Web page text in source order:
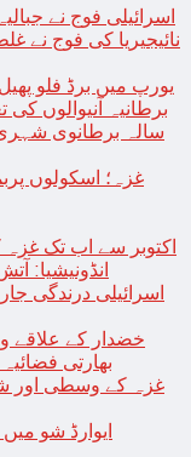
اسرائیلی فوج نے
نائیجیریا کی فوج نے
یورپ میں برڈ فلو
برطانیہ آنیوالوں
7 اکتوبر سے اب تک غزہ کے 19 لاکھ شہری بے گھر
انڈونیشیا: آتش
اسرائیلی درندگی
خضدار کے علاقے
بھارتی فضائیہ کا
غزہ کے وسطی اور